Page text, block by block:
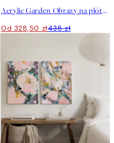
Acrylic Garden Obrazy na płótnie Duo
Od 328,50 zł438 zł